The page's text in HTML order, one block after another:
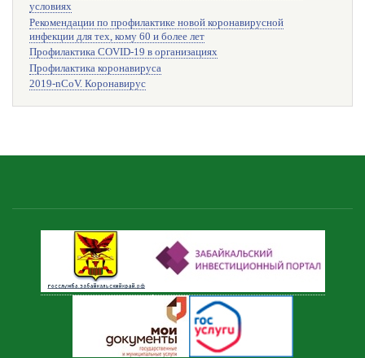
условиях
Рекомендации по профилактике новой коронавирусной
инфекции для тех, кому 60 и более лет
Профилактика COVID-19 в организациях
Профилактика коронавируса
2019-nCoV. Коронавирус